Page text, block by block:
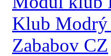
Klub
Zababov CZ